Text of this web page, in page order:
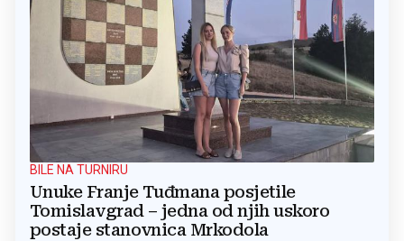
BILE NA TURNIRU
Unuke Franje Tuđmana posjetile
Tomislavgrad – jedna od njih uskoro
postaje stanovnica Mrkodola